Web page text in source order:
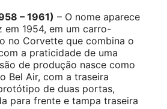
– 1961) – O nome aparece
em 1954, em um carro-
no Corvette que combina o
a praticidade de uma
de produção nasce como
Bel Air, com a traseira
de duas portas,
para frente e tampa traseira